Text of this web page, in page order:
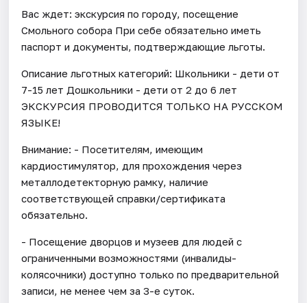
Вас ждет: экскурсия по городу, посещение
Смольного собора При себе обязательно иметь
паспорт и документы, подтверждающие льготы.
Описание льготных категорий: Школьники - дети от
7-15 лет Дошкольники - дети от 2 до 6 лет
ЭКСКУРСИЯ ПРОВОДИТСЯ ТОЛЬКО НА РУССКОМ
ЯЗЫКЕ!
Внимание: - Посетителям, имеющим
кардиостимулятор, для прохождения через
металлодетекторную рамку, наличие
соответствующей справки/сертификата
обязательно.
- Посещение дворцов и музеев для людей с
ограниченными возможностями (инвалиды-
колясочники) доступно только по предварительной
записи, не менее чем за 3-е суток.